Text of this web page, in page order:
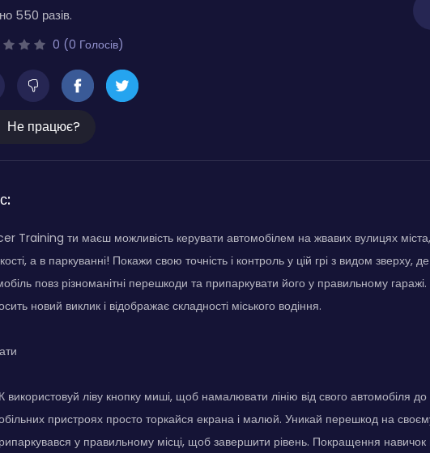
550 разів.
0 (0 Голосів)
Не працює?
Training ти маєш можливість керувати автомобілем на жвавих вулицях
а в паркуванні! Покажи свою точність і контроль у цій грі з видом зверху,
повз різноманітні перешкоди та припаркувати його у правильному
новий виклик і відображає складності міського водіння.
використовуй ліву кнопку миші, щоб намалювати лінію від свого автомобіля
пристроях просто торкайся екрана і малюй. Уникай перешкод на
у правильному місці, щоб завершити рівень. Покращення навичок